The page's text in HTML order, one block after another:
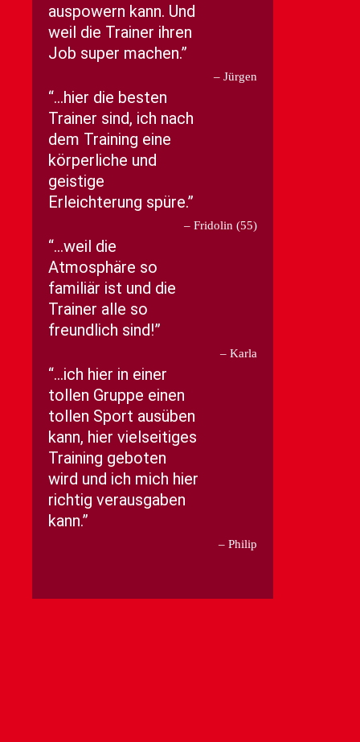
auspowern kann. Und
weil die Trainer ihren
Job super machen.
Jürgen
…hier die besten
Trainer sind, ich nach
dem Training eine
körperliche und
geistige
Erleichterung spüre.
Fridolin (55)
…weil die
Atmosphäre so
familiär ist und die
Trainer alle so
freundlich sind!
Karla
…ich hier in einer
tollen Gruppe einen
tollen Sport ausüben
kann, hier vielseitiges
Training geboten
wird und ich mich hier
richtig verausgaben
kann.
Philip